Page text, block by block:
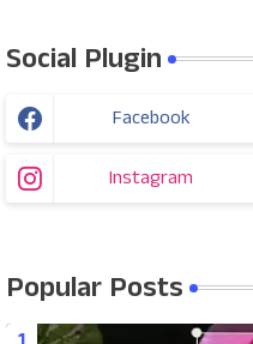
Social Plugin
Facebook
Instagram
Popular Posts